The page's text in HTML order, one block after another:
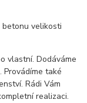
betonu velikosti
vlastní. Dodáváme
Provádíme také
Rádi Vám
realizaci.